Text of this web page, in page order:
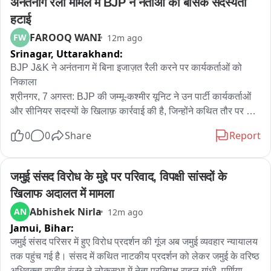
हटाई
FW FAROOQ WANI 12m ago
Srinagar, Uttarakhand:
BJP J&K ने अनंतनाग में बिना इजाज़त रैली करने पर कार्यकर्ताओं को
निकाला
श्रीनगर, 7 अगस्त: BJP की जम्मू-कश्मीर यूनिट ने उन पार्टी कार्यकर्ताओं
और सीनियर सदस्यों के खिलाफ़ कार्रवाई की है, जिन्होंने कथित तौर पर 5
के बिना एक रैली आयोजित की थी।
टिप्पणियाँ करने के बाद की गई है, जिनमें कश्मीर में माताओं और बहनों के
नामों को निशाना बनाकर की गई टिप्पणियाँ भी शामिल थीं।
इस विवाद के बाद, BJP J&K लीडरशिप ने इसमें शामिल लोगों को पार्टी की
बेसिक मेंबरशिप से हटा दिया है। पार्टी ने खुद को इस घटना से अलग कर
लिया है और साफ़ कर दिया है कि ऐसा व्यवहार स्वीकार्य नहीं है।
इस घटना पर समाज के विभिन्न वर्गों और राजनीतिक दलों की ओर से तीखी
प्रतिक्रियाएँ आईं और कई नेताओं ने रैली के दौरान की गई टिप्पणियों को
0 0 Share Report
जमुई संसद विरोध के मुद्दे पर परिवाद, विपक्षी सांसदों के
खिलाफ अदालत में मामला
AN Abhishek Nirla 12m ago
Jamui, Bihar:
जमुई संसद परिसर में हुए विरोध प्रदर्शन की गूंज अब जमुई व्यवहार न्यायालय
तक पहुंच गई है। संसद में कथित नाटकीय प्रदर्शन को लेकर जमुई के वरिष्ठ